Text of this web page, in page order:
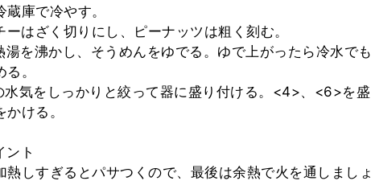
庫で冷やす。
はざく切りにし、ピーナッツは粗く刻む。
を沸かし、そうめんをゆでる。ゆで上がったら冷水で
。
気をしっかりと絞って器に盛り付ける。<4>、<6>を
ける。
ト
熱しすぎるとパサつくので、最後は余熱で火を通しまし